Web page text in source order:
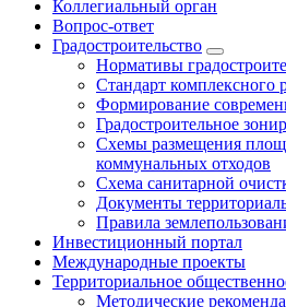
Коллегиальный орган
Вопрос-ответ
Градостроительство
Нормативы
Стандарт комплексного
Формирование
Градостроительное
Схемы размещения
коммунальных отходов
Схема санитарной
Документы
Правила
Инвестиционный портал
Международные проекты
Территориальное
Методические